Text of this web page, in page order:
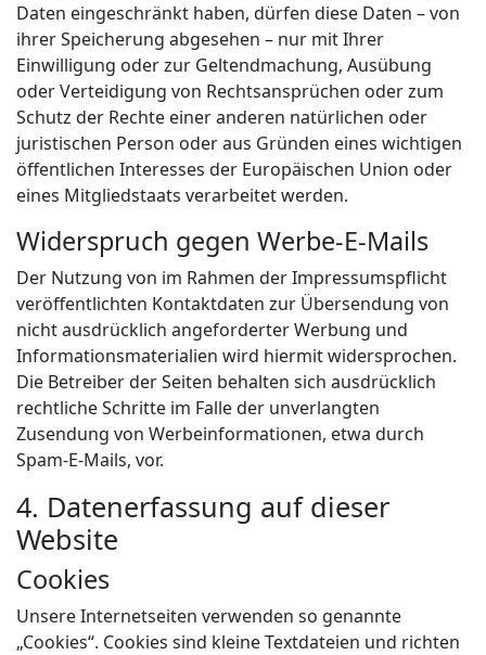
Daten eingeschränkt haben, dürfen diese Daten – von
ihrer Speicherung abgesehen – nur mit Ihrer
Einwilligung oder zur Geltendmachung, Ausübung
oder Verteidigung von Rechtsansprüchen oder zum
Schutz der Rechte einer anderen natürlichen oder
juristischen Person oder aus Gründen eines wichtigen
öffentlichen Interesses der Europäischen Union oder
eines Mitgliedstaats verarbeitet werden.
Widerspruch gegen Werbe-E-Mails
Der Nutzung von im Rahmen der Impressumspflicht
veröffentlichten Kontaktdaten zur Übersendung von
nicht ausdrücklich angeforderter Werbung und
Informationsmaterialien wird hiermit widersprochen.
Die Betreiber der Seiten behalten sich ausdrücklich
rechtliche Schritte im Falle der unverlangten
Zusendung von Werbeinformationen, etwa durch
Spam-E-Mails, vor.
4. Datenerfassung auf dieser
Website
Cookies
Unsere Internetseiten verwenden so genannte
„Cookies“. Cookies sind kleine Textdateien und richten